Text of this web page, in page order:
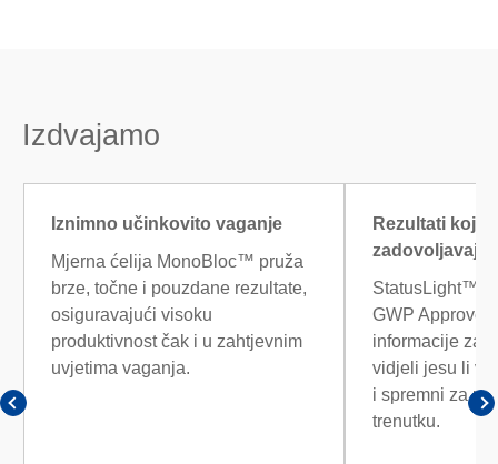
Izdvajamo
Iznimno učinkovito vaganje
Mjerna ćelija MonoBloc™ pruža
brze, točne i pouzdane rezultate,
osiguravajući visoku
produktivnost čak i u zahtjevnim
uvjetima vaganja.
Rezultati koji
zadovoljavaju
StatusLight™,
GWP
informacije za
vidjeli jesu li
i spremni za
trenutku.